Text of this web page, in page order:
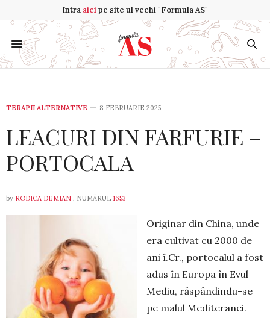
Intra aicipe site ul vechi "Formula AS"
TERAPII ALTERNATIVE 8 FEBRUARIE 2025
LEACURI DIN FARFURIE –
PORTOCALA
by RODICA DEMIAN , NUMĂRUL 1653
Originar din China, unde
era cultivat cu 2000 de
ani î.Cr., portocalul a fost
adus în Europa în Evul
Mediu, răspândindu-se
pe malul Medi­tera­nei.